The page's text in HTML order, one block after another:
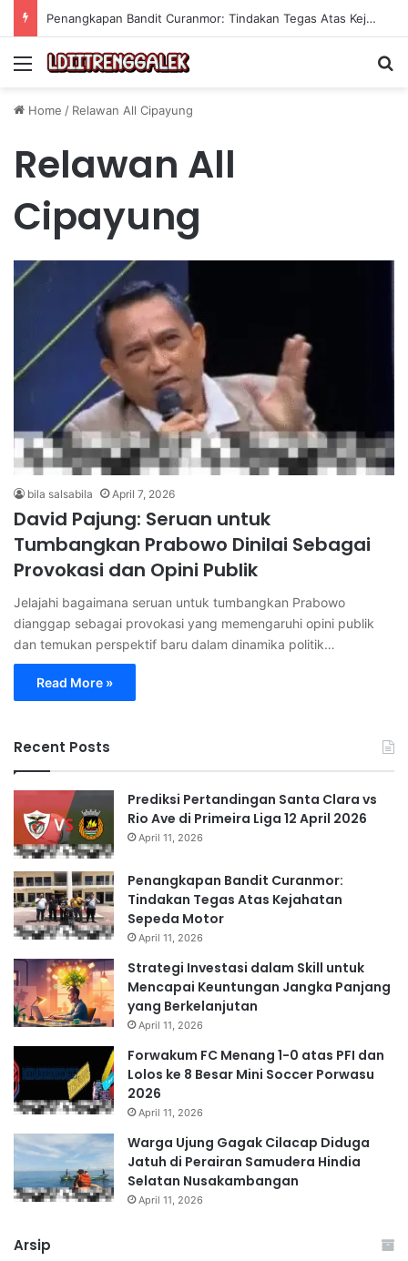
Penangkapan Bandit Curanmor: Tindakan Tegas Atas Kejahatan Sepeda Motor
Menu
Home / Relawan All Cipayung
Relawan All
Cipayung
bila salsabila April 7, 2026
David Pajung: Seruan untuk
Tumbangkan Prabowo Dinilai Sebagai
Provokasi dan Opini Publik
Jelajahi bagaimana seruan untuk tumbangkan Prabowo
dianggap sebagai provokasi yang memengaruhi opini publik
dan temukan perspektif baru dalam dinamika politik…
Read More »
Recent Posts
Prediksi Pertandingan Santa Clara vs
Rio Ave di Primeira Liga 12 April 2026
April 11, 2026
Penangkapan Bandit Curanmor:
Tindakan Tegas Atas Kejahatan
Sepeda Motor
April 11, 2026
Strategi Investasi dalam Skill untuk
Mencapai Keuntungan Jangka Panjang
yang Berkelanjutan
April 11, 2026
Forwakum FC Menang 1-0 atas PFI dan
Lolos ke 8 Besar Mini Soccer Porwasu
2026
April 11, 2026
Warga Ujung Gagak Cilacap Diduga
Jatuh di Perairan Samudera Hindia
Selatan Nusakambangan
April 11, 2026
Arsip